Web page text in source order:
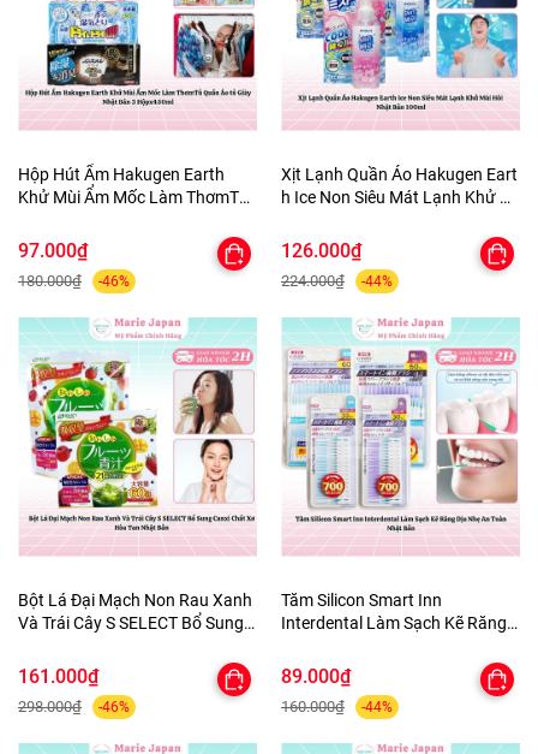
Hộp Hút Ẩm Hakugen Earth
Khử Mùi Ẩm Mốc Làm ThơmTủ
Hộpx450ml
97.000₫
180.000₫ -46%
Xịt Lạnh Quần Áo Hakugen Eart
h Ice Non Siêu Mát Lạnh Khử M
126.000₫
224.000₫ -44%
Bột Lá Đại Mạch Non Rau Xanh
Và Trái Cây S SELECT Bổ Sung
Bản
161.000₫
298.000₫ -46%
Tăm Silicon Smart Inn
Interdental Làm Sạch Kẽ Răng
89.000₫
160.000₫ -44%